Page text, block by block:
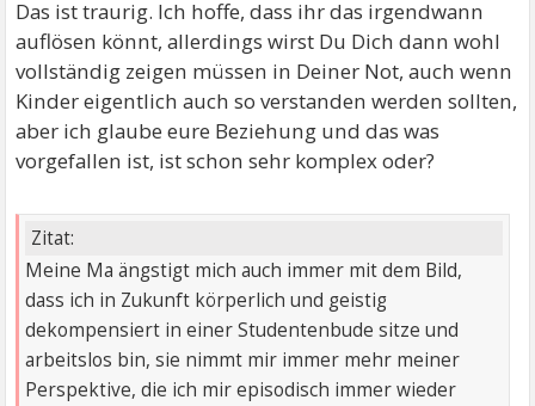
Das ist traurig. Ich hoffe, dass ihr das irgendwann
auflösen könnt, allerdings wirst Du Dich dann wohl
vollständig zeigen müssen in Deiner Not, auch wenn
Kinder eigentlich auch so verstanden werden sollten,
aber ich glaube eure Beziehung und das was
vorgefallen ist, ist schon sehr komplex oder?
Zitat:
Meine Ma ängstigt mich auch immer mit dem Bild,
dass ich in Zukunft körperlich und geistig
dekompensiert in einer Studentenbude sitze und
arbeitslos bin, sie nimmt mir immer mehr meiner
Perspektive, die ich mir episodisch immer wieder